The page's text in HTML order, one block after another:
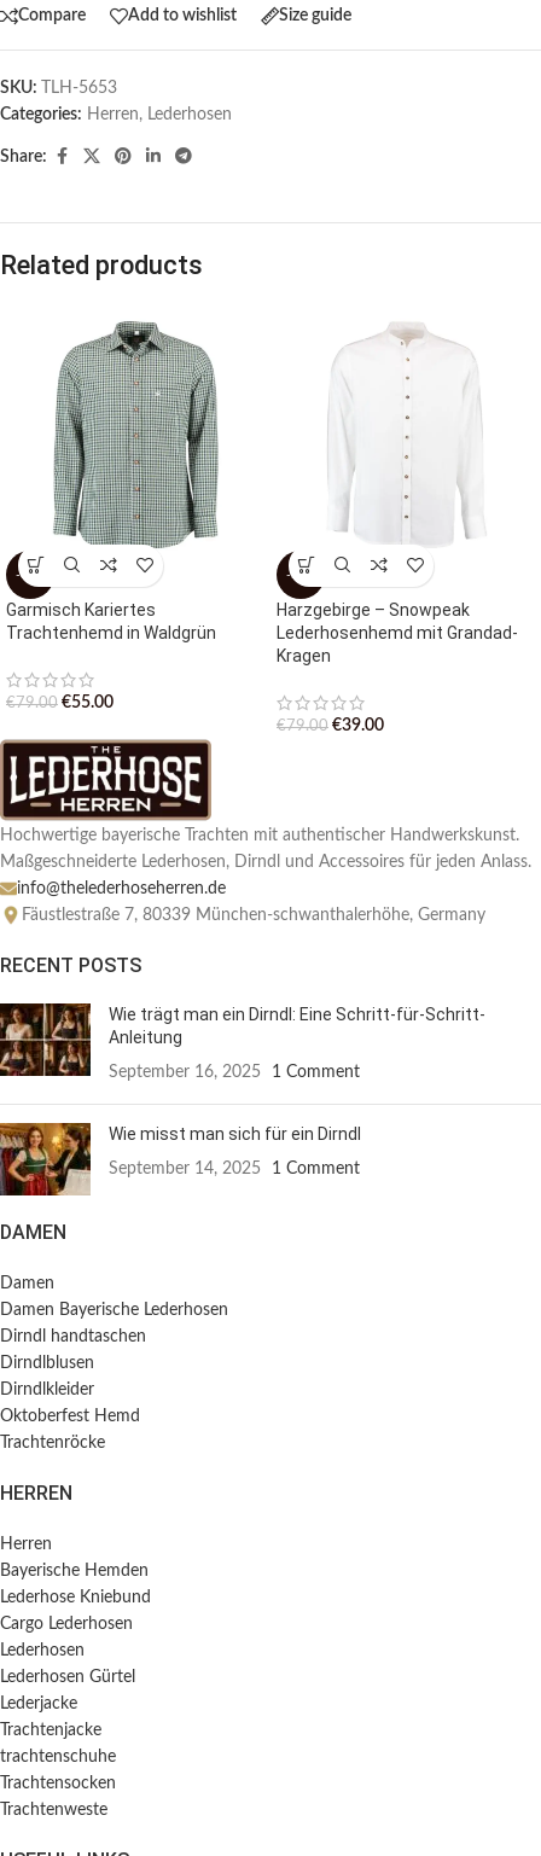
Compare Add to wishlist Size guide
SKU:
TLH-5653
Categories: Herren, Lederhosen
Share:
Related products
-30%
Garmisch Kariertes
Trachtenhemd in Waldgrün
€79.00 €55.00
-51%
Harzgebirge – Snowpeak
Lederhosenhemd mit Grandad-
Kragen
€79.00 €39.00
Hochwertige bayerische Trachten mit authentischer Handwerkskunst.
Maßgeschneiderte Lederhosen, Dirndl und Accessoires für jeden Anlass.
info@thelederhoseherren.de
Fäustlestraße 7, 80339 München-schwanthalerhöhe, Germany
RECENT POSTS
Wie trägt man ein Dirndl: Eine Schritt-für-Schritt-
Anleitung
September 16, 2025 1 Comment
Wie misst man sich für ein Dirndl
September 14, 2025 1 Comment
DAMEN
Damen
Damen Bayerische Lederhosen
Dirndl handtaschen
Dirndlblusen
Dirndlkleider
Oktoberfest Hemd
Trachtenröcke
HERREN
Herren
Bayerische Hemden​
Lederhose Kniebund
Cargo Lederhosen
Lederhosen
Lederhosen Gürtel
Lederjacke
Trachtenjacke
trachtenschuhe
Trachtensocken
Trachtenweste